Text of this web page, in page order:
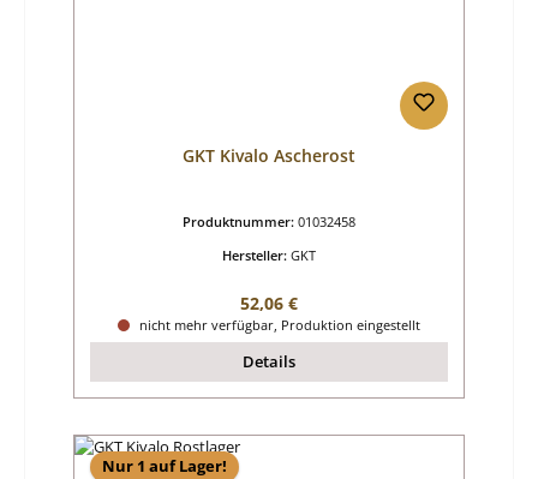
GKT Kivalo Ascherost
Produktnummer: 01032458
Hersteller: GKT
Regulärer Preis:
52,06 €
nicht mehr verfügbar, Produktion eingestellt
Details
Nur 1 auf Lager!